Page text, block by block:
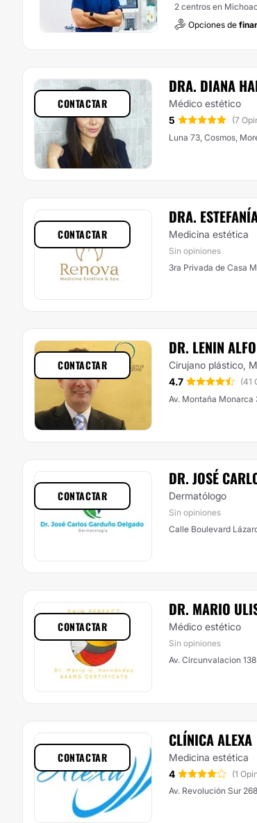
2 centros en
Opciones de
DRA. DIANA
Médico estético
5
(7
Luna 73, Cosmos,
CONTACTAR
DRA.
Medicina estética
Sin opiniones
3ra Privada de Casa
CONTACTAR
DR. LENIN
Cirujano plástico,
4.7
(41
Av. Montaña Monarca
CONTACTAR
DR. JOSÉ
Dermatólogo
Sin opiniones
Calle Boulevard
CONTACTAR
DR. MARIO
Médico estético
Sin opiniones
Av. Circunvalacion
CONTACTAR
CLÍNICA ALEXA
Medicina estética
4
(1
Av. Revolución Sur
CONTACTAR